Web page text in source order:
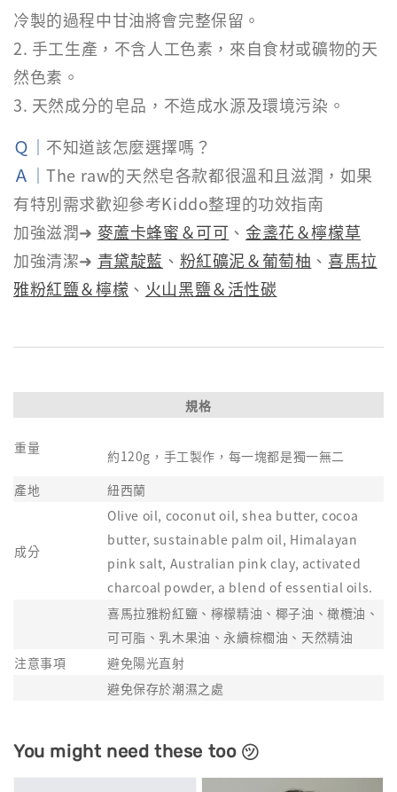
冷製的過程中甘油將會完整保留。
2. 手工生產，不含人工色素，來自食材或礦物的天
然色素。
3. 天然成分的皂品，不造成水源及環境污染。
Ｑ｜ 不知道該怎麼選擇嗎？
Ａ｜The raw的天然皂各款都很溫和且滋潤，如果
有特別需求歡迎參考Kiddo整理的功效指南
加強滋潤➜ 麥蘆卡蜂蜜＆可可 、金盞花＆檸檬草
加強清潔➜ 青黛靛藍 、 粉紅礦泥＆葡萄柚 、 喜馬拉
雅粉紅鹽＆檸檬 、 火山黑鹽＆活性碳
規格
重量
約120g，手工製作，每一塊都是獨一無二
產地
紐西蘭
成分
Olive oil, coconut oil, shea butter, cocoa
butter, sustainable palm oil, Himalayan
pink salt, Australian pink clay, activated
charcoal powder, a blend of essential oils.
喜馬拉雅粉紅鹽、檸檬精油、椰子油、橄欖油、
可可脂、乳木果油、永續棕櫚油、天然精油
注意事項
避免陽光直射
避免保存於潮濕之處
You might need these too ㋡